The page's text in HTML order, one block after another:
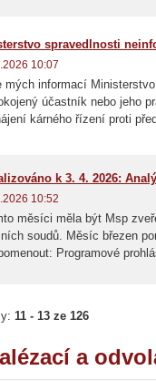
spravedlnosti
10:07
mých informací
účastník nebo jeho
kárného řízení proti
k 3. 4. 2026:
10:52
měsíci měla být Msp
soudů. Měsíc březen
Programové
11 - 13 ze 126
a